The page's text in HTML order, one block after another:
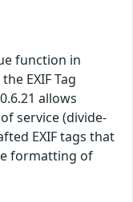
function in
EXIF Tag
allows
service (divide-
EXIF tags that
formatting of